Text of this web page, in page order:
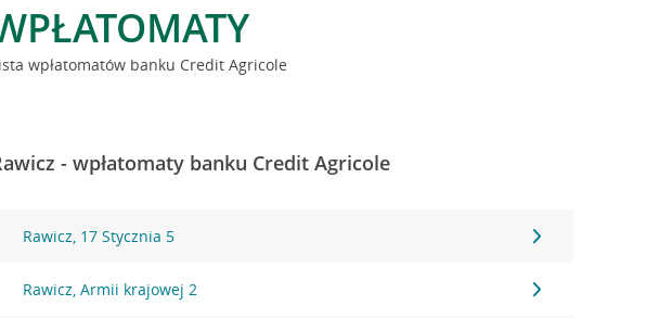
wpłatomatów banku Credit Agricole
- wpłatomaty banku Credit Agricole
Rawicz, 17 Stycznia 5
Rawicz, Armii krajowej 2